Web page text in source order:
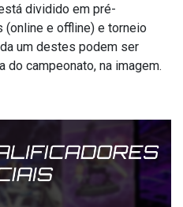
dividido em pré-
(online e offline) e torneio
um destes podem ser
campeonato, na imagem.